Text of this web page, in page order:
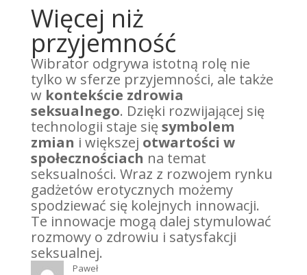
Więcej niż
przyjemność
Wibrator odgrywa istotną rolę nie
tylko w sferze przyjemności, ale także
w kontekście zdrowia
seksualnego. Dzięki rozwijającej się
technologii staje sięsymbolem
zmian i większej otwartości w
społecznościach na temat
seksualności. Wraz z rozwojem rynku
gadżetów erotycznych możemy
spodziewać się kolejnych innowacji.
Te innowacje mogą dalej stymulować
rozmowy o zdrowiu i satysfakcji
seksualnej.
Paweł